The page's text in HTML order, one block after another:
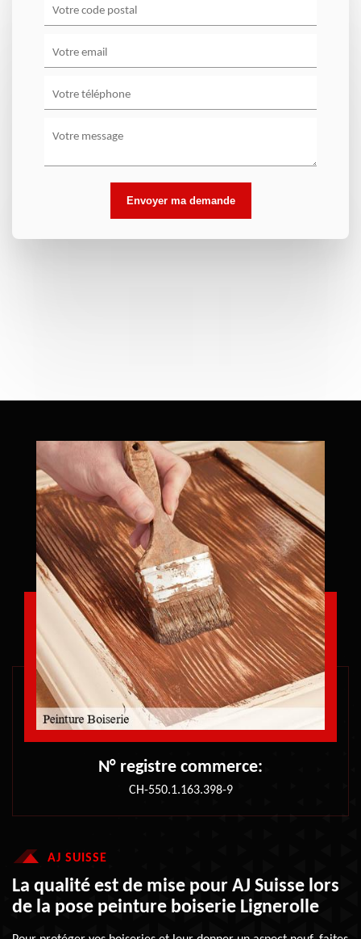
N° registre commerce:
CH-550.1.163.398-9
AJ SUISSE
La qualité est de mise pour AJ Suisse lors
de la pose peinture boiserie Lignerolle